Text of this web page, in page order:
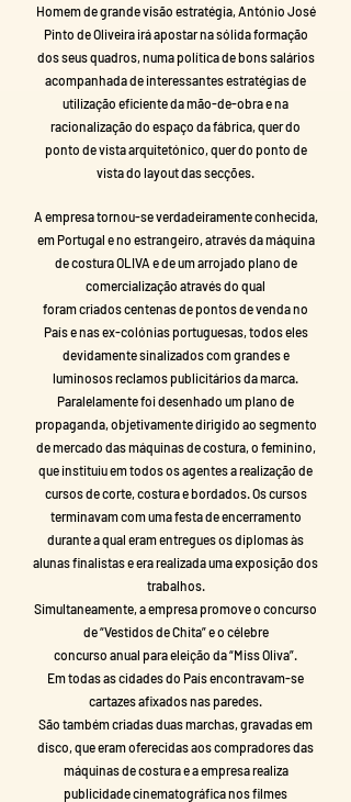
Homem de grande visão estratégia, António José
Pinto de Oliveira irá apostar na sólida formação
dos seus quadros, numa política de bons salários
acompanhada de interessantes estratégias de
utilização eficiente da mão-de-obra e na
racionalização do espaço da fábrica, quer do
ponto de vista arquitetónico, quer do ponto de
vista do layout das secções.
A empresa tornou-se verdadeiramente conhecida,
em Portugal e no estrangeiro, através da máquina
de costura OLIVA e de um arrojado plano de
comercialização através do qual
foram criados centenas de pontos de venda no
País e nas ex-colónias portuguesas, todos eles
devidamente sinalizados com grandes e
luminosos reclamos publicitários da marca.
Paralelamente foi desenhado um plano de
propaganda, objetivamente dirigido ao segmento
de mercado das máquinas de costura, o feminino,
que instituiu em todos os agentes a realização de
cursos de corte, costura e bordados. Os cursos
terminavam com uma festa de encerramento
durante a qual eram entregues os diplomas às
alunas finalistas e era realizada uma exposição dos
trabalhos.
Simultaneamente, a empresa promove o concurso
de “Vestidos de Chita” e o célebre
concurso anual para eleição da “Miss Oliva”.
Em todas as cidades do País encontravam-se
cartazes afixados nas paredes.
São também criadas duas marchas, gravadas em
disco, que eram oferecidas aos compradores das
máquinas de costura e a empresa realiza
publicidade cinematográfica nos filmes